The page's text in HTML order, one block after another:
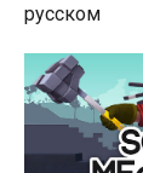
русском